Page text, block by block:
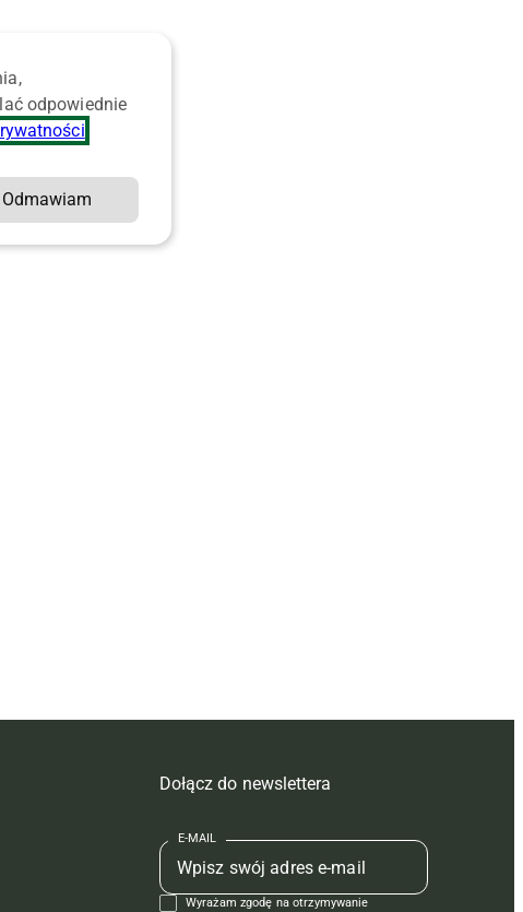
Dołącz do newslettera
E-MAIL
Wyrażam zgodę na otrzymywanie
odpowiednie
Odmawiam